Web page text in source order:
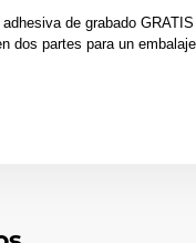
de grabado
dos partes para un